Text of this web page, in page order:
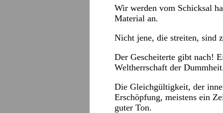
Wir werden vom Schicksal
Material an.
Nicht jene, die streiten, sind
Der Gescheiterte gibt nach!
Weltherrschaft der
Die Gleichgültigkeit, der
Erschöpfung, meistens ein
guter Ton.